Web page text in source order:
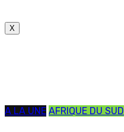
X
A LA UNE AFRIQUE DU SUD